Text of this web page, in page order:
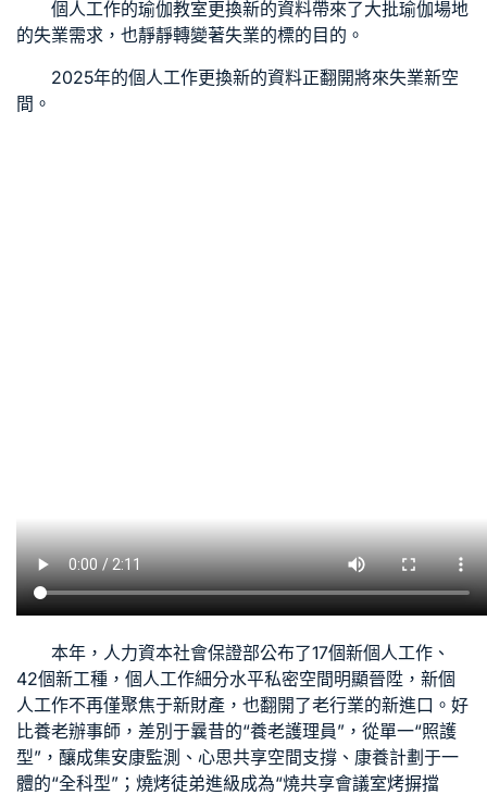
個人工作的瑜伽教室更換新的資料帶來了大批瑜伽場地
的失業需求，也靜靜轉變著失業的標的目的。
2025年的個人工作更換新的資料正翻開將來失業新空
間。
本年，人力資本社會保證部公布了17個新個人工作、
42個新工種，個人工作細分水平私密空間明顯晉陞，新個
人工作不再僅聚焦于新財產，也翻開了老行業的新進口。好
比養老辦事師，差別于曩昔的“養老護理員”，從單一“照護
型”，釀成集安康監測、心思共享空間支撐、康養計劃于一
體的“全科型”；燒烤徒弟進級成為“燒共享會議室烤摒擋